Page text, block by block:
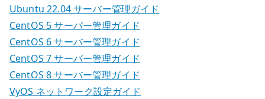
Ubuntu 22.04 サーバー管理ガイド
CentOS 5 サーバー管理ガイド
CentOS 6 サーバー管理ガイド
CentOS 7 サーバー管理ガイド
CentOS 8 サーバー管理ガイド
VyOS ネットワーク設定ガイド